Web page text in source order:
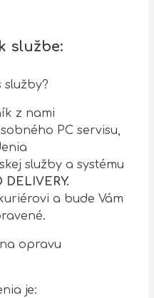
službe:
služby?
z nami
PC servisu,
služby a systému
DELIVERY.
a bude Vám
opravu
je: